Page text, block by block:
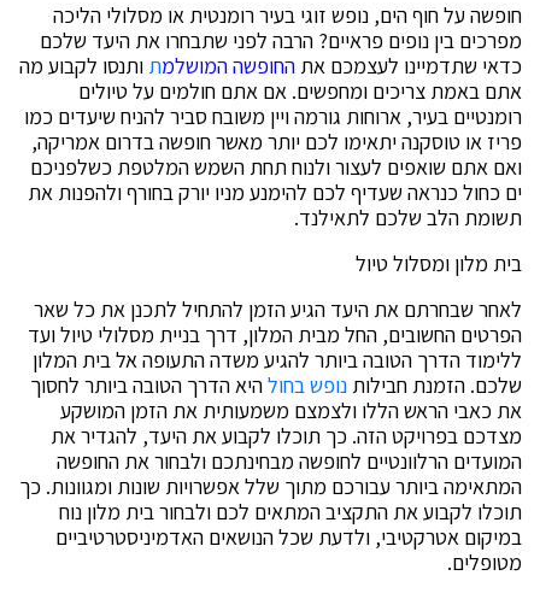
חופשה על חוף הים, נופש זוגי בעיר רומנטית או מסלולי הליכה
מפרכים בין נופים פראיים? הרבה לפני שתבחרו את היעד שלכם
כדאי שתדמיינו לעצמכם את החופשההמושלמת ותנסו לקבוע מה
אתם באמת צריכים ומחפשים. אם אתם חולמים על טיולים
רומנטיים בעיר, ארוחות גורמה ויין משובח סביר להניח שיעדים כמו
פריז או טוסקנה יתאימו לכם יותר מאשר חופשה בדרום אמריקה,
ואם אתם שואפים לעצור ולנוח תחת השמש המלטפת כשלפניכם
ים כחול כנראה שעדיף לכם להימנע מניו יורק בחורף ולהפנות את
תשומת הלב שלכם לתאילנד.
בית מלון ומסלול טיול
לאחר שבחרתם את היעד הגיע הזמן להתחיל לתכנן את כל שאר
הפרטים החשובים, החל מבית המלון, דרך בניית מסלולי טיול ועד
ללימוד הדרך הטובה ביותר להגיע משדה התעופה אל בית המלון
שלכם. הזמנת חבילות נופשבחולהיא הדרך הטובה ביותר לחסוך
את כאבי הראש הללו ולצמצם משמעותית את הזמן המושקע
מצדכם בפרויקט הזה. כך תוכלו לקבוע את היעד, להגדיר את
המועדים הרלוונטיים לחופשה מבחינתכם ולבחור את החופשה
המתאימה ביותר עבורכם מתוך שלל אפשרויות שונות ומגוונות. כך
תוכלו לקבוע את התקציב המתאים לכם ולבחור בית מלון נוח
במיקום אטרקטיבי, ולדעת שכל הנושאים האדמיניסטרטיביים
מטופלים.